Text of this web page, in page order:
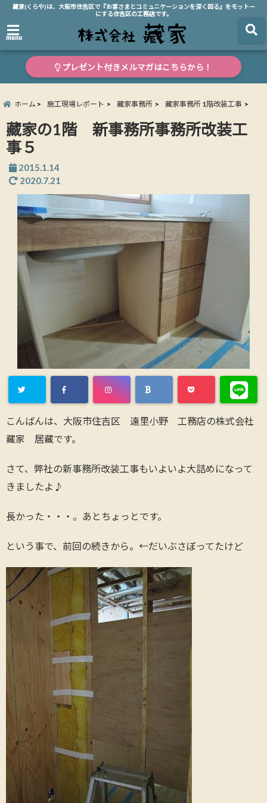
藏家(くらや)は、大阪市住吉区で『お客さまとコミュニケーションを深く図る』をモットー
にする住吉区の工務店です。
menu
プレゼント付きメルマガはこちらから！
ホーム 施工現場レポート 藏家事務所 藏家事務所 1階改装工事
藏家の1階 新事務所事務所改装工
事５
2015.1.14
2020.7.21
こんばんは、大阪市住吉区 遠里小野 工務店の株式会社
藏家 居藏です。
さて、弊社の新事務所改装工事もいよいよ大詰めになって
きましたよ♪
長かった・・・。あとちょっとです。
という事で、前回の続きから。←だいぶさぼってたけど